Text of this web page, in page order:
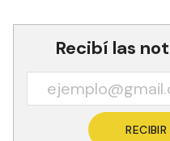
Recibí las